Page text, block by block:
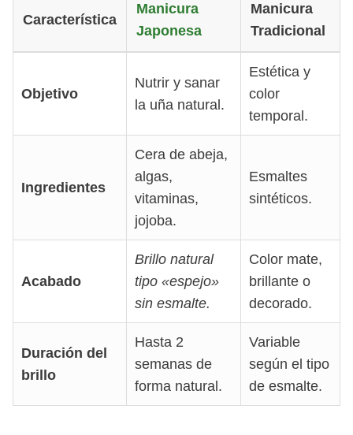
Característica
Manicura
Japonesa
Manicura
Tradicional
Objetivo
Nutrir y sanar
la uña natural.
Estética y
color
temporal.
Ingredientes
Cera de abeja,
algas,
vitaminas,
jojoba.
Esmaltes
sintéticos.
Acabado
Brillo natural
tipo «espejo»
sin esmalte.
Color mate,
brillante o
decorado.
Duración del
brillo
Hasta 2
semanas de
forma natural.
Variable
según el tipo
de esmalte.